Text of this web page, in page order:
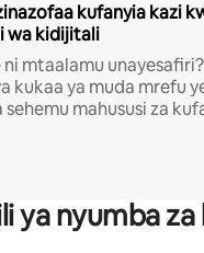
kufanyia kazi
wa kidijitali
mtaalamu
kukaa ya muda mrefu
sehemu mahususi za
ya nyumba